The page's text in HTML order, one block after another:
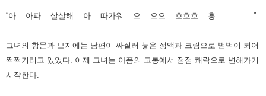
“아... 아파... 살살해... 아... 따가워... 으... 으으... 흐흐흐... 흥................”
그녀의 항문과 보지에는 남편이 싸질러 놓은 정액과 크림으로 범벅이 되어
쩍쩍거리고 있었다. 이제 그녀는 아픔의 고통에서 점점 쾌락으로 변해가기
시작한다.